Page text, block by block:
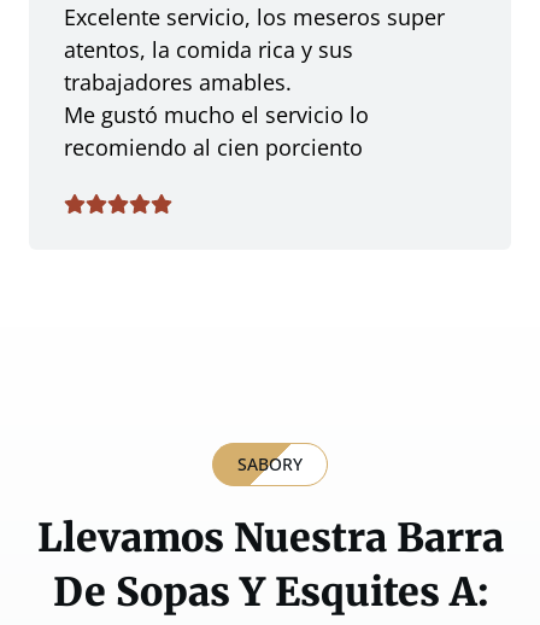
Excelente servicio, los meseros super
atentos, la comida rica y sus
trabajadores amables.
Me gustó mucho el servicio lo
recomiendo al cien porciento
SABORY
Llevamos Nuestra Barra
De Sopas Y Esquites A: